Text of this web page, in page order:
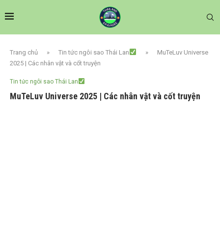
Trang chủ » Tin tức ngôi sao Thái Lan »
MuTeLuv Universe
2025 | Các nhân vật và cốt truyện
Tin tức ngôi sao Thái Lan
MuTeLuv Universe 2025 | Các nhân vật và cốt truyện